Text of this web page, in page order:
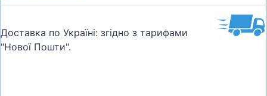
Доставка по Україні: згідно з тарифами
"Нової Пошти".